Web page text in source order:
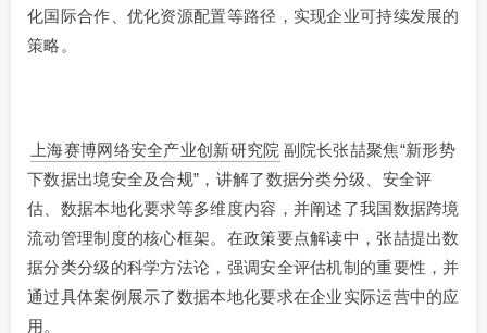
化国际合作、优化资源配置等路径，实现企业可持续发展的
策略。
上海赛博网络安全产业创新研究院 副院长张喆聚焦“新形势
下数据出境安全及合规”，讲解了数据分类分级、安全评
估、数据本地化要求等多维度内容，并阐述了我国数据跨境
流动管理制度的核心框架。在政策要点解读中，张喆提出数
据分类分级的科学方法论，强调安全评估机制的重要性，并
通过具体案例展示了数据本地化要求在企业实际运营中的应
用。